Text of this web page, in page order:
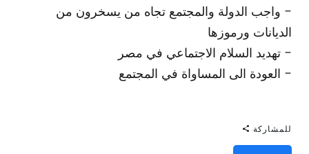
- واجب الدولة والمجتمع تجاه من يسخرون من
الديانات ورموزها
- تهديد السلام الاجتماعي في مصر
- العودة الى المساواة في المجتمع
للمشاركة